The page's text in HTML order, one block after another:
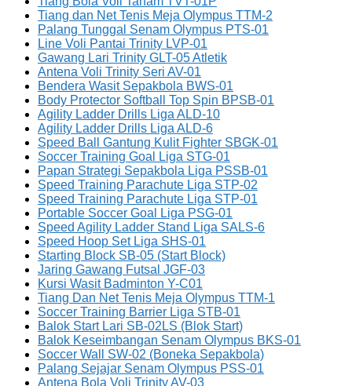
Tiang dan Net Tenis Meja Olympus TTM-2
Palang Tunggal Senam Olympus PTS-01
Line Voli Pantai Trinity LVP-01
Gawang Lari Trinity GLT-05 Atletik
Antena Voli Trinity Seri AV-01
Bendera Wasit Sepakbola BWS-01
Body Protector Softball Top Spin BPSB-01
Agility Ladder Drills Liga ALD-10
Agility Ladder Drills Liga ALD-6
Speed Ball Gantung Kulit Fighter SBGK-01
Soccer Training Goal Liga STG-01
Papan Strategi Sepakbola Liga PSSB-01
Speed Training Parachute Liga STP-02
Speed Training Parachute Liga STP-01
Portable Soccer Goal Liga PSG-01
Speed Agility Ladder Stand Liga SALS-6
Speed Hoop Set Liga SHS-01
Starting Block SB-05 (Start Block)
Jaring Gawang Futsal JGF-03
Kursi Wasit Badminton Y-C01
Tiang Dan Net Tenis Meja Olympus TTM-1
Soccer Training Barrier Liga STB-01
Balok Start Lari SB-02LS (Blok Start)
Balok Keseimbangan Senam Olympus BKS-01
Soccer Wall SW-02 (Boneka Sepakbola)
Palang Sejajar Senam Olympus PSS-01
Antena Bola Voli Trinity AV-03